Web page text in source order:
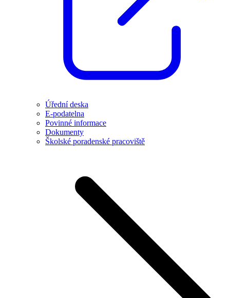
Úřední deska
E-podatelna
Povinné informace
Dokumenty
Školské poradenské pracoviště